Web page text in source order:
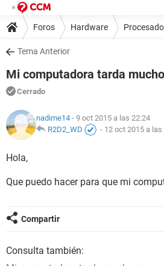
Foros Hardware
Tema Anterior
Mi computadora tarda
Cerrado
nadime14 - 9 oct 2015 a las 22:24
R2D2_WD
- 12 oct 2015 a las
Hola,
Que puedo hacer para que mi
Compartir
Consulta también: